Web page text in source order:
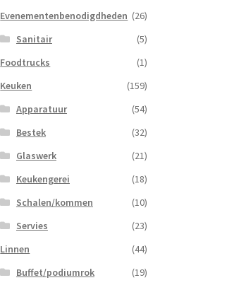
Evenementenbenodigdheden (26)
Sanitair
(5)
Foodtrucks
(1)
Keuken
(159)
Apparatuur
(54)
Bestek
(32)
Glaswerk
(21)
Keukengerei
(18)
Schalen/kommen
(10)
Servies
(23)
Linnen
(44)
Buffet/podiumrok
(19)